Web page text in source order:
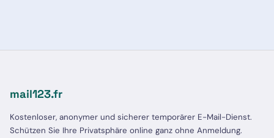
mail123.fr
Kostenloser, anonymer und sicherer temporärer E-Mail-Dienst.
Schützen Sie Ihre Privatsphäre online ganz ohne Anmeldung.